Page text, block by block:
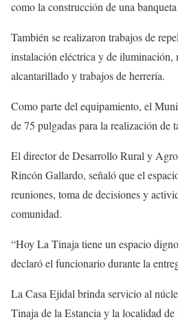
como la construcción de una
También se realizaron trabajos de
instalación eléctrica y de iluminación,
alcantarillado y trabajos de herrería.
Como parte del equipamiento, el
de 75 pulgadas para la realización de
El director de Desarrollo Rural y
Rincón Gallardo, señaló que el
reuniones, toma de decisiones y
comunidad.
“Hoy La Tinaja tiene un espacio
declaró el funcionario durante la
La Casa Ejidal brinda servicio al
Tinaja de la Estancia y la localidad de